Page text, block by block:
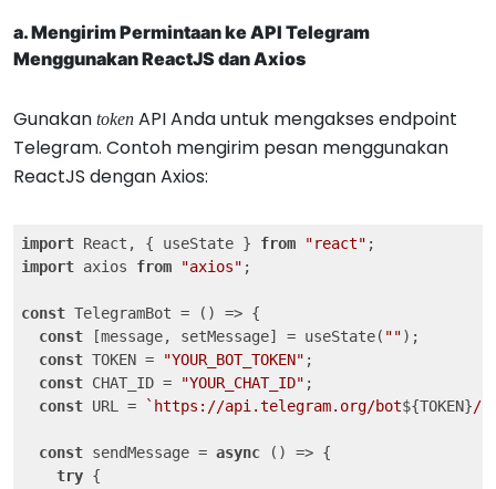
a. Mengirim Permintaan ke API Telegram
Menggunakan ReactJS dan Axios
Gunakan token API Anda untuk mengakses endpoint
Telegram. Contoh mengirim pesan menggunakan
ReactJS dengan Axios:
import React, { useState } from "react"
import axios from "axios" ;
const TelegramBot = () => {
const [message, setMessage] = useState( "");
const TOKEN = "YOUR_BOT_TOKEN" ;
const CHAT_ID = "YOUR_CHAT_ID" ;
const URL = `https://api.telegram.org/bot${TOKEN}/
const sendMessage = async () => {
try {